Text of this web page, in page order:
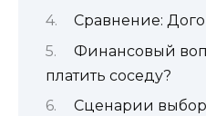
Сравнение:
Финансовый
платить соседу?
Сценарии